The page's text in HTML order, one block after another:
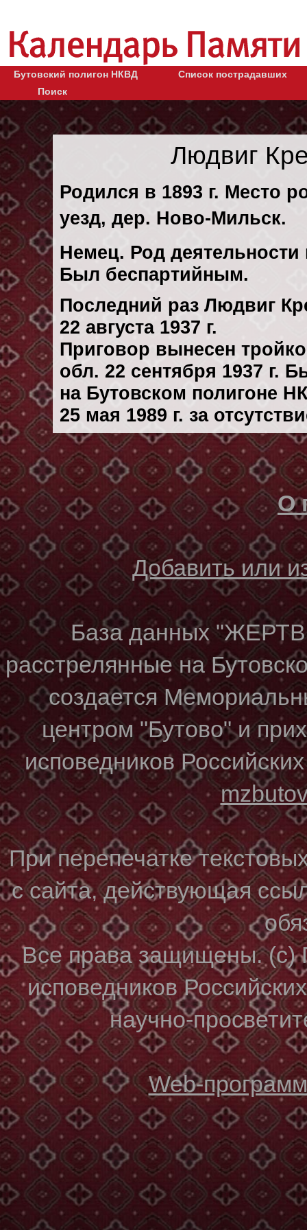
Бутовский полигон НКВД
Список пострадавших
Поиск
Людвиг
Родился в 1893 г. Место
уезд, дер. Ново-Мильск.
Немец. Род деятельности
Был беспартийным.
Последний раз Людвиг
22 августа 1937 г.
Приговор вынесен
обл. 22 сентября 1937 г.
на Бутовском полигоне
25 мая 1989 г. за
О
Добавить или
База данных
расстрелянные на
создается
центром "Бутово" и
исповедников
При перепечатке
с сайта, действующая
Все права защищены. (с)
исповедников
научно-
Web-